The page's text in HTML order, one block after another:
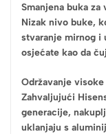
Smanjena buka za
Nizak nivo buke,
stvaranje mirnog i
osjećate kao da
Održavanje
Zahvaljujući
generacije,
uklanjaju s